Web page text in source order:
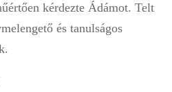
kérdezte Ádámot. Telt
és tanulságos